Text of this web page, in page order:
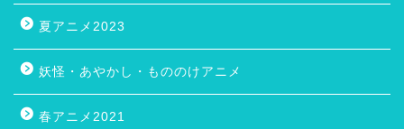
夏アニメ2023
妖怪・あやかし・もののけアニメ
春アニメ2021